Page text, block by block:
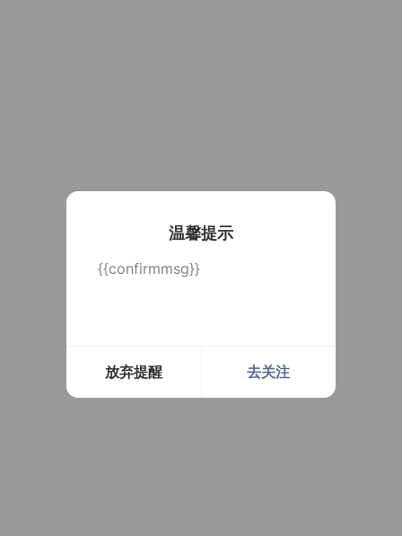
温馨提示
{{confirmmsg}}
放弃提醒 去关注